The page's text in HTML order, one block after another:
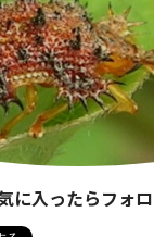
に入ったらフォ